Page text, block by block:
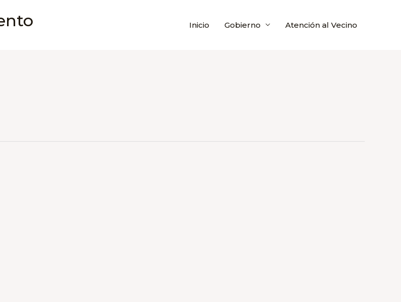
Inicio Gobierno Atención al Vecino